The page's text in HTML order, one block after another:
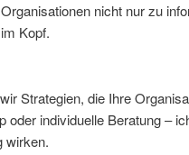
nicht nur zu
Kopf.
Strategien, die Ihre
oder individuelle Beratung –
wirken.